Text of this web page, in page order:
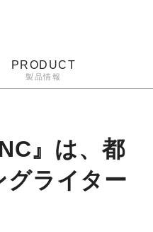
PRODUCT
製品情報
』は、都
グライター